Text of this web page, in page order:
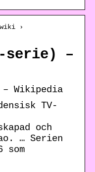
›
serie) –
Wikipedia
TV-
och
… Serien
som